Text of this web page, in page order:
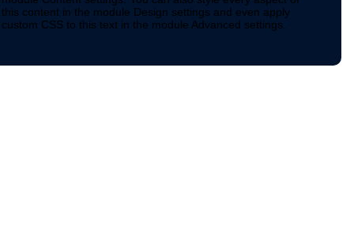
this content in the module Design settings and even apply
custom CSS to this text in the module Advanced settings.